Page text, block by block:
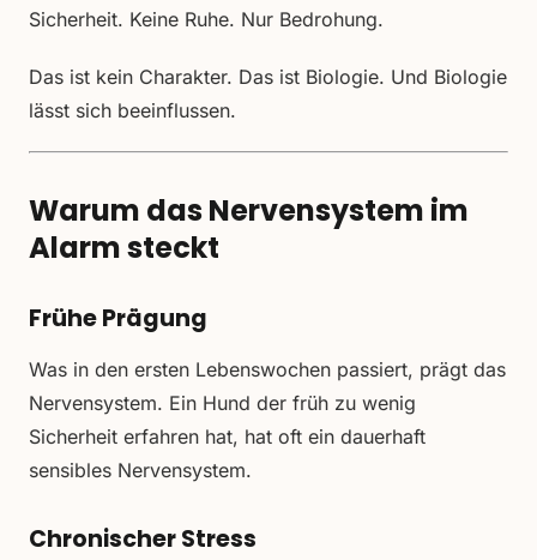
Sicherheit. Keine Ruhe. Nur Bedrohung.
Das ist kein Charakter. Das ist Biologie. Und Biologie
lässt sich beeinflussen.
Warum das Nervensystem im
Alarm steckt
Frühe Prägung
Was in den ersten Lebenswochen passiert, prägt das
Nervensystem. Ein Hund der früh zu wenig
Sicherheit erfahren hat, hat oft ein dauerhaft
sensibles Nervensystem.
Chronischer Stress